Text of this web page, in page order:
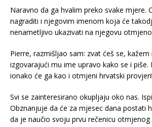
Naravno da ga hvalim preko svake mjere.
nagraditi i njegovim imenom koja će
nenametljivo ukazivati na njegovu
Pierre, razmišljao sam: zvat ćeš se,
izgovarajući mu ime upravo kako se i
ionako će ga kao i otmjeni hrvatski
Svi se zainteresirano okupljaju oko nas.
Obznanjuje da će za mjesec dana postati
da je naučio svoju prvu rečenicu